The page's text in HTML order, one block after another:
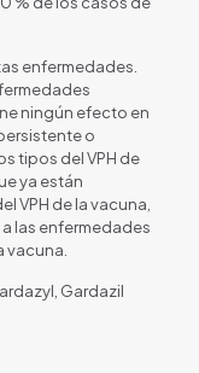
enfermedades.
ningún efecto en
o
tipos del VPH de
ya están
VPH de la vacuna,
las enfermedades
vacuna.
Gardazil